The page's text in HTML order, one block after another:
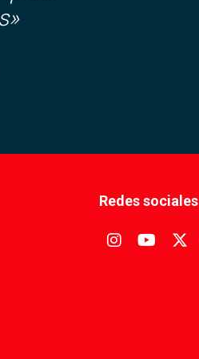
Redes sociales